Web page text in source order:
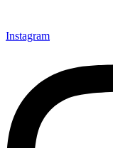
Instagram